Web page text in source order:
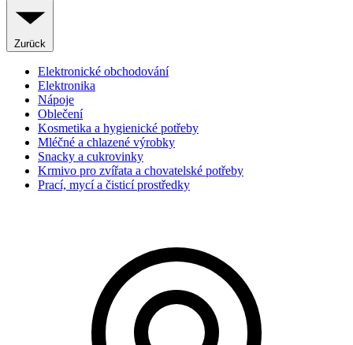
Zurück
Elektronické obchodování
Elektronika
Nápoje
Oblečení
Kosmetika a hygienické potřeby
Mléčné a chlazené výrobky
Snacky a cukrovinky
Krmivo pro zvířata a chovatelské potřeby
Prací, mycí a čisticí prostředky